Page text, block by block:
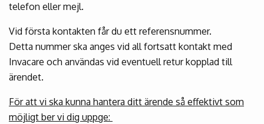
telefon eller mejl.
Vid första kontakten får du ett referensnummer.
Detta nummer ska anges vid all fortsatt kontakt med
Invacare och användas vid eventuell retur kopplad till
ärendet.
För att vi ska kunna hantera ditt ärende så effektivt som
möjligt ber vi dig uppge: